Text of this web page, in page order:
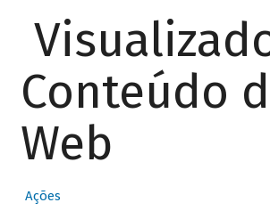
Conteúdo
Web
Ações